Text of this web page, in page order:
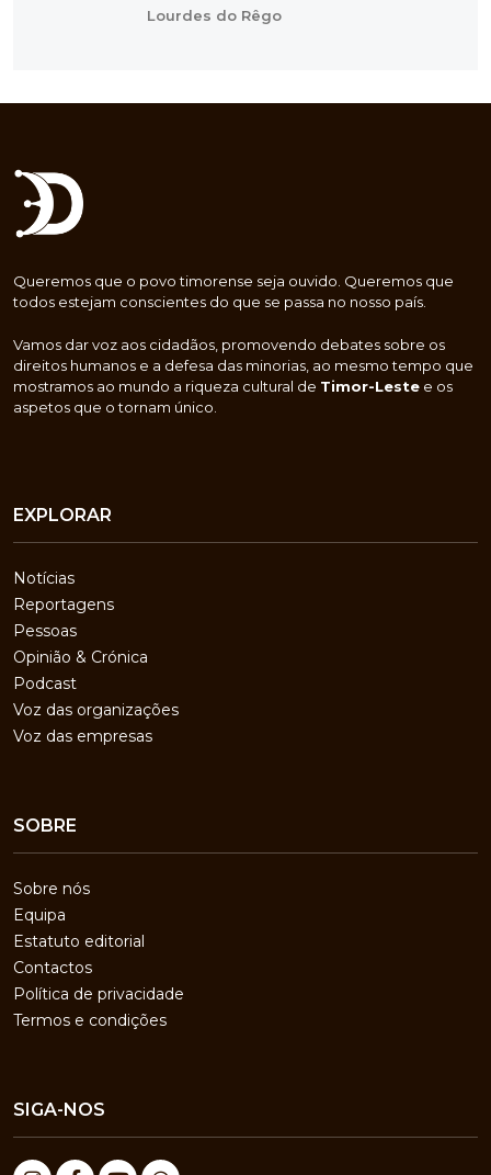
Lourdes do Rêgo
Queremos que o povo timorense seja ouvido. Queremos que
todos estejam conscientes do que se passa no nosso país.
Vamos dar voz aos cidadãos, promovendo debates sobre os
direitos humanos e a defesa das minorias, ao mesmo tempo que
mostramos ao mundo a riqueza cultural de Timor-Leste e os
aspetos que o tornam único.
EXPLORAR
Notícias
Reportagens
Pessoas
Opinião & Crónica
Podcast
Voz das organizações
Voz das empresas
SOBRE
Sobre nós
Equipa
Estatuto editorial
Contactos
Política de privacidade
Termos e condições
SIGA-NOS